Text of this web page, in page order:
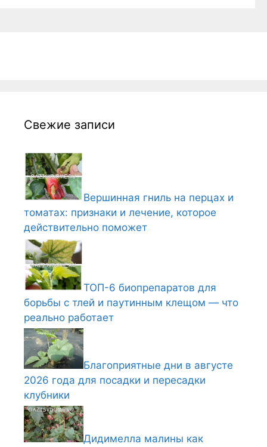
Свежие записи
Вершинная гниль на перцах и
томатах: признаки и лечение, которое
действительно поможет
ТОП-6 биопрепаратов для
борьбы с тлей и паутинным клещом — что
реально работает
Благоприятные дни в августе
2026 года для посадки и пересадки
клубники
Дидимелла малины как